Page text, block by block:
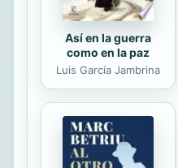
Así en la guerra
como en la paz
Luis García Jambrina